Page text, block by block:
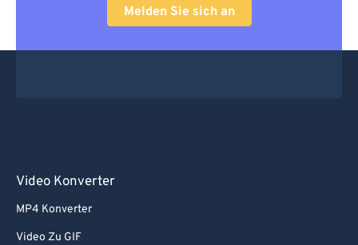
Melden Sie sich an
Video Konverter
MP4 Konverter
Video Zu GIF